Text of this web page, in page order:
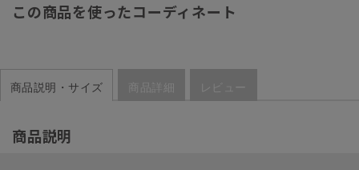
この商品を使ったコーディネート
商品説明・サイズ 商品詳細 レビュー
商品説明